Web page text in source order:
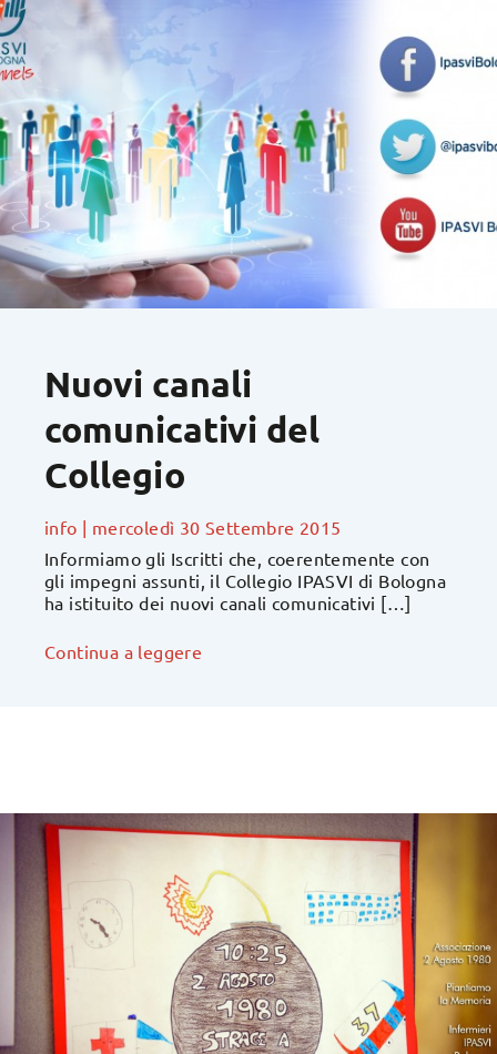
Nuovi canali
comunicativi del
Collegio
info | mercoledì 30 Settembre 2015
Informiamo gli Iscritti che, coerentemente con
gli impegni assunti, il Collegio IPASVI di Bologna
ha istituito dei nuovi canali comunicativi […]
Continua a leggere